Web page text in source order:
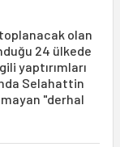
olan
24 ülkede
yaptırımları
Selahattin
"derhal